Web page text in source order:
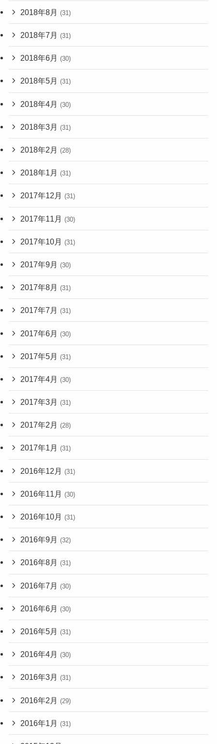
2018年8月 (31)
2018年7月 (31)
2018年6月 (30)
2018年5月 (31)
2018年4月 (30)
2018年3月 (31)
2018年2月 (28)
2018年1月 (31)
2017年12月 (31)
2017年11月 (30)
2017年10月 (31)
2017年9月 (30)
2017年8月 (31)
2017年7月 (31)
2017年6月 (30)
2017年5月 (31)
2017年4月 (30)
2017年3月 (31)
2017年2月 (28)
2017年1月 (31)
2016年12月 (31)
2016年11月 (30)
2016年10月 (31)
2016年9月 (32)
2016年8月 (31)
2016年7月 (30)
2016年6月 (30)
2016年5月 (31)
2016年4月 (30)
2016年3月 (31)
2016年2月 (29)
2016年1月 (31)